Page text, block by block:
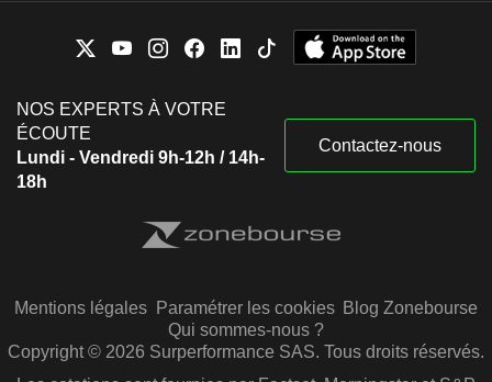
NOS EXPERTS À VOTRE
ÉCOUTE
Lundi - Vendredi 9h-12h / 14h-
18h
Contactez-nous
Mentions légales Paramétrer les cookies Blog Zonebourse
Qui sommes-nous ?
Copyright © 2026 Surperformance SAS. Tous droits réservés.